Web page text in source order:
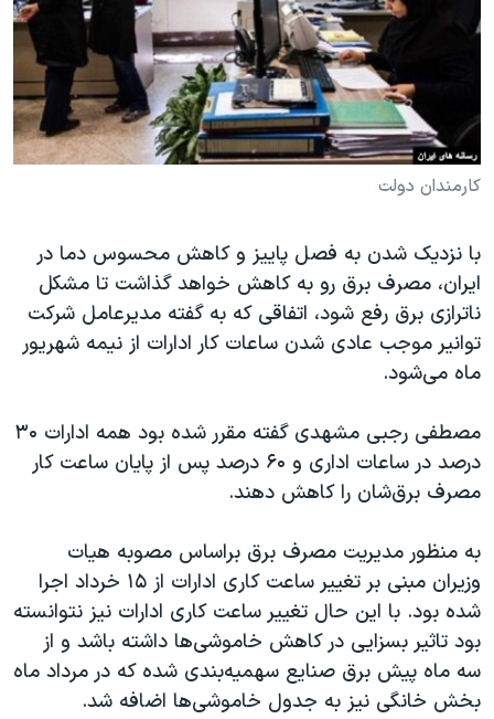
فرهنگ و زندگی
حقوق شهروندی
اقتصادی
علم و فناوری
اسرائیل در جنگ
آرشیو پخش زنده
مستندها
انتخابات ریاست جمهوری آمریکا ۲۰۲۴
حمله جمهوری اسلامی به اسرائیل
رمز مهسا
ورزش زنان در ایران
مجموعه مستندهای دادخواهی
تریبونال مردمی آبان ۹۸
دادگاه حمید نوری
چهل سال گروگان‌گیری
قانون شفافیت دارائی کادر رهبری ایران
اعتراضات مردمی آبان ۹۸
اسرائیل در جنگ
همایش محافظه‌کاران آمریکا «سی‌پک»
صفحه‌های ویژه
سفر پرزیدنت ترامپ به چین
زبانهای مختلف
کارمندان دولت
با نزدیک شدن به فصل پاییز و کاهش محسوس دما در
ایران، مصرف برق رو به کاهش خواهد گذاشت تا مشکل
ناترازی برق رفع شود، اتفاقی که به گفته مدیرعامل شرکت
توانیر موجب عادی شدن ساعات کار ادارات از نیمه شهریور
ماه می‌شود.
مصطفی رجبی مشهدی گفته مقرر شده بود همه ادارات ۳۰
درصد در ساعات اداری و ۶۰ درصد پس از پایان ساعت کار
مصرف برق‌شان را کاهش دهند.
به منظور مدیریت مصرف برق براساس مصوبه هیات
وزیران مبنی بر تغییر ساعت کاری ادارات از ۱۵ خرداد اجرا
شده بود. با این حال تغییر ساعت کاری ادارات نیز نتوانسته
بود تاثیر بسزایی در کاهش خاموشی‌ها داشته باشد و از
سه ماه پیش برق صنایع سهمیه‌بندی شده که در مرداد ماه
بخش خانگی نیز به جدول خاموشی‌ها اضافه شد.